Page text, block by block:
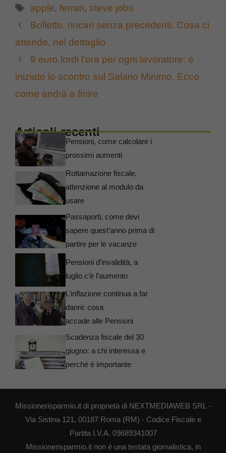
Tag
apple,ferrari, steve jobs
Bollette, rincari senza precedenti. Cosa ci
attende, nel dettaglio
9 euro lordi l’ora per ogni lavoratore: è
iniziato lo scontro sul Salario Minimo. Ecco
come andrà a finire
Articoli recenti
Pensioni, come calcolare i
prossimi aumenti
Rottamazione fiscale,
attenzione al modulo da
usare
Passaporti, come devi
sapere quest’anno prima di
partire per le vacanze
Pensioni d’invalidità, a
luglio c’è l’aumento
L’inflazione continua a far
danni: cosa
accade alle Pensioni
Scadenza fiscale del 30
giugno: a chi interessa e
perché è importante
Missionerisparmio.it di proprietà di NEXTMEDIAWEB SRL -
Via Sistina 121, 00187 Roma (RM) - Codice Fiscale e
Partita I.V.A. 09689341007
Missionerisparmio.it non è una testata giornalistica, in